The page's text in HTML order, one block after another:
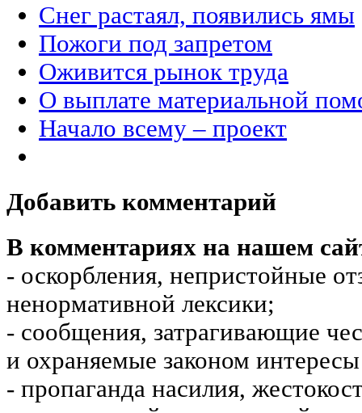
Снег растаял, появились ямы
Пожоги под запретом
Оживится рынок труда
О выплате материальной
Начало всему – проект
Добавить комментарий
В комментариях на нашем
- оскорбления, непристойные
ненормативной лексики;
- сообщения, затрагивающие
и охраняемые законом
- пропаганда насилия,